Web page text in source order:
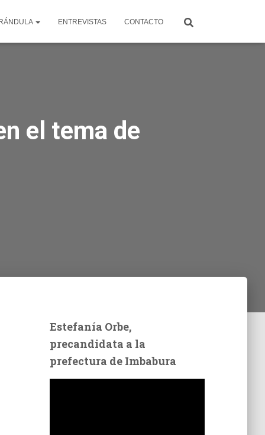
ENTREVISTAS CONTACTO
el tema de
Estefanía Orbe,
precandidata a la
prefectura de Imbabura